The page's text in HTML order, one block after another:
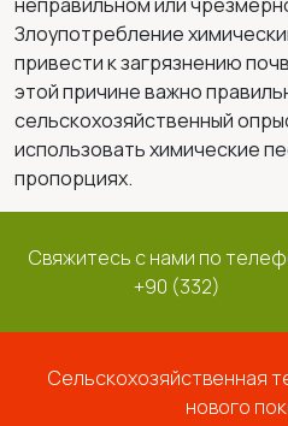
неправильном или
Злоупотребление
привести к загрязнению
этой причине важно
сельскохозяйственный
использовать химические
пропорциях.
Свяжитесь с нами по
+90 (332)
Сельскохозяйственная
нового